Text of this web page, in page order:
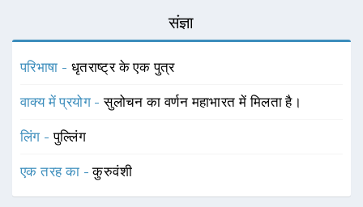
संज्ञा
परिभाषा - धृतराष्ट्र के एक पुत्र
वाक्य में प्रयोग -सुलोचन का वर्णन महाभारत में मिलता है।
लिंग -पुल्लिंग
एक तरह का -कुरुवंशी